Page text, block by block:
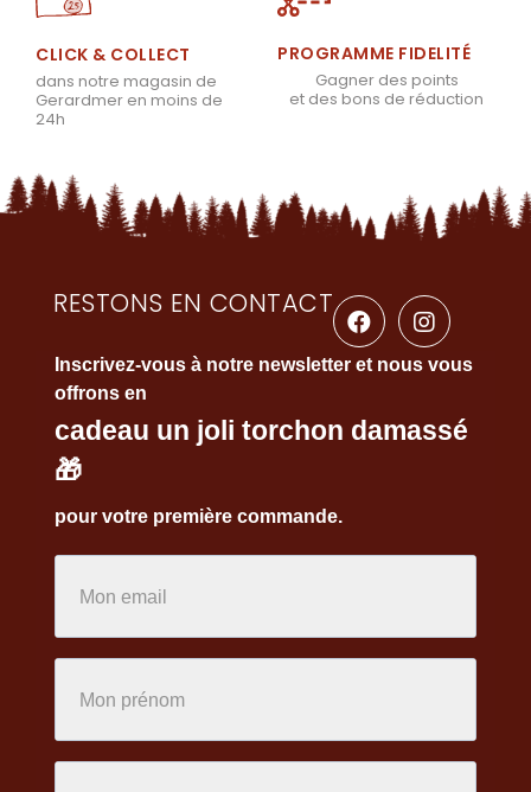
CLICK & COLLECT
dans notre magasin de
Gerardmer en moins de
24h
PROGRAMME FIDELITÉ
Gagner des points
et des bons de réduction
RESTONS EN CONTACT
Inscrivez-vous à notre newsletter et nous vous
offrons en
cadeau un joli torchon damassé
🎁
pour votre première commande.